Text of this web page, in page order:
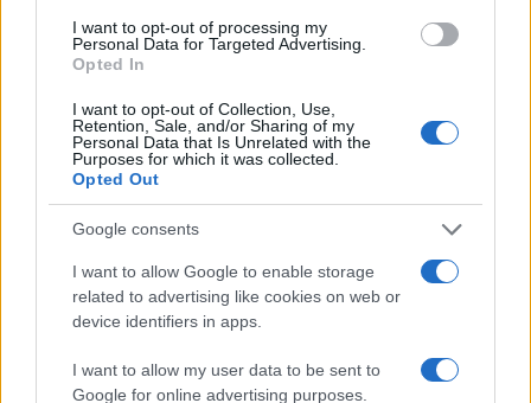
I want to opt-out of processing my
Personal Data for Targeted Advertising.
Opted In
I want to opt-out of Collection, Use,
Retention, Sale, and/or Sharing of my
Personal Data that Is Unrelated with the
Purposes for which it was collected.
Opted Out
Google consents
I want to allow Google to enable storage
related to advertising like cookies on web or
device identifiers in apps.
I want to allow my user data to be sent to
Google for online advertising purposes.
i tuoi video e le tue foto
Su WhatsApp al numero +39
Ricevi le nostre ultime news
daGoogle News